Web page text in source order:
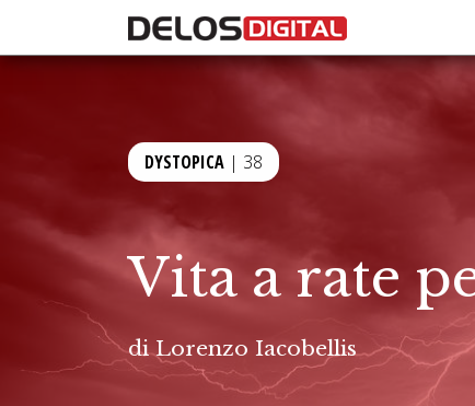
DYSTOPICA | 38
Vita a rate
diLorenzo Iacobellis